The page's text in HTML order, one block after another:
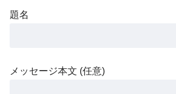
題名
メッセージ本文 (任意)